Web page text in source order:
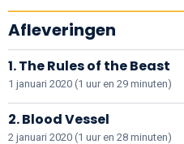
Afleveringen
1. The Rules of the Beast
1 januari 2020 (1 uur en 29 minuten)
2. Blood Vessel
2 januari 2020 (1 uur en 28 minuten)